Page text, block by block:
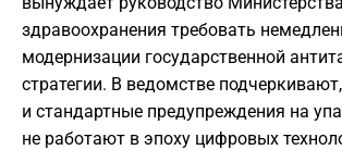
здравоохранения требовать
модернизации государственной
стратегии. В ведомстве
и стандартные предупреждения на
не работают в эпоху цифровых